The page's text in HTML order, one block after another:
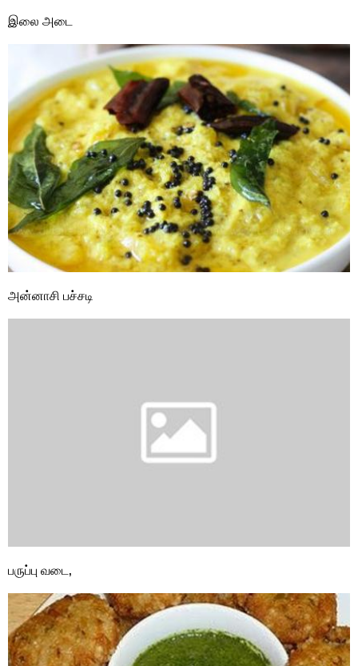
இலை அடை
அன்னாசி பச்சடி
பருப்பு வடை,